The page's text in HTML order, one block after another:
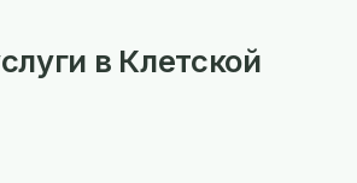
в Клетской